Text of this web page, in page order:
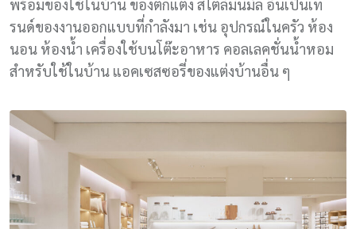
พร้อมของใช้ในบ้าน ของตกแต่ง สไตล์มินิมัล อันเป็นเท
รนด์ของงานออกแบบที่กำลังมา เช่น อุปกรณ์ในครัว ห้อง
นอน ห้องน้ำ เครื่องใช้บนโต๊ะอาหาร คอลเลคชั่นน้ำหอม
สำหรับใช้ในบ้าน แอคเซสซอรี่ของแต่งบ้านอื่น ๆ